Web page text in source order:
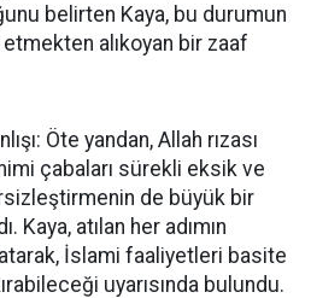
belirten Kaya, bu durumun
alıkoyan bir zaaf
Öte yandan, Allah rızası
çabaları sürekli eksik ve
de büyük bir
Kaya, atılan her adımın
İslami faaliyetleri basite
uyarısında bulundu.